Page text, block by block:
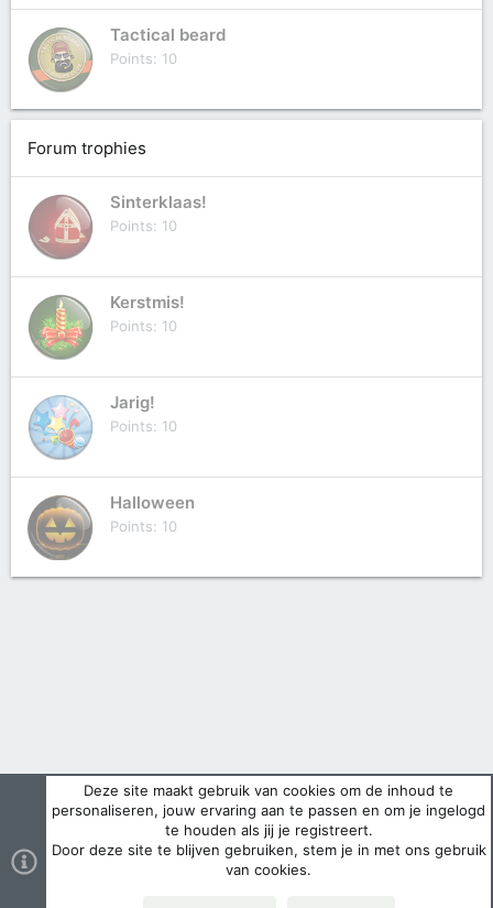
Tactical beard
Points 10
Forum trophies
Sinterklaas!
Points 10
Kerstmis!
Points 10
Jarig!
Points 10
Halloween
Points 10
Deze site maakt gebruik van cookies om de inhoud te
personaliseren, jouw ervaring aan te passen en om je ingelogd
te houden als jij je registreert.
Door deze site te blijven gebruiken, stem je in met ons gebruik
van cookies.